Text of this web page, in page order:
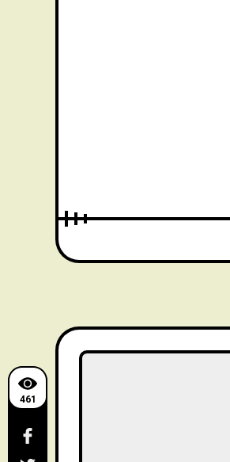
461